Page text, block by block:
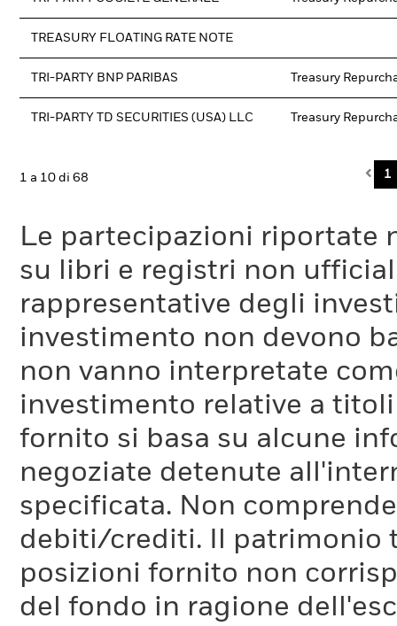
TREASURY FLOATING RATE NOTE
TRI-PARTY BNP PARIBAS Treasury
TRI-PARTY TD SECURITIES (USA) LLC Treasury
1 a 10 di 68 1
Le partecipazioni riportate
su libri e registri non
rappresentative degli
investimento non devono
non vanno interpretate
investimento relative a
fornito si basa su alcune
negoziate detenute
specificata. Non
debiti/crediti. Il patrimonio
posizioni fornito non
del fondo in ragione